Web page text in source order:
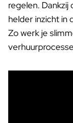
regelen.
helder inzicht in
Zo werk je